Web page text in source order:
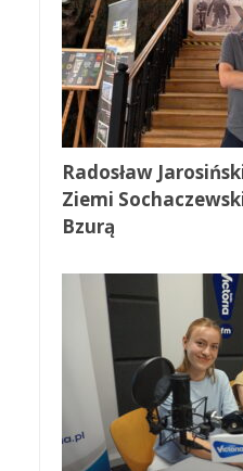
Radosław
Ziemi
Bzurą